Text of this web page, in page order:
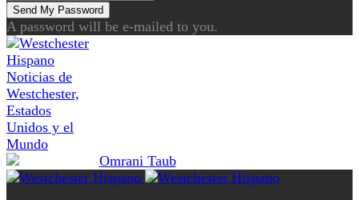
A password will be e-mailed to you.
Noticias de
Westchester,
Estados
Unidos y el
Mundo